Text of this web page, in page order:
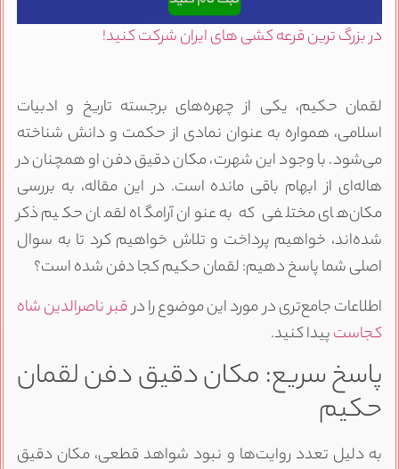
در بزرگ ترین قرعه کشی های ایران شرکت کنید!
لقمان حکیم، یکی از چهره‌های برجسته تاریخ و ادبیات
اسلامی، همواره به عنوان نمادی از حکمت و دانش شناخته
می‌شود. با وجود این شهرت، مکان دقیق دفن او همچنان در
هاله‌ای از ابهام باقی مانده است. در این مقاله، به بررسی
مکان‌های مختلفی که به عنوان آرامگاه لقمان حکیم ذکر
شده‌اند، خواهیم پرداخت و تلاش خواهیم کرد تا به سوال
اصلی شما پاسخ دهیم: لقمان حکیم کجا دفن شده است؟
اطلاعات جامع‌تری در مورد این موضوع را درقبر ناصرالدین شاه
کجاستپیدا کنید.
پاسخ سریع: مکان دقیق دفن لقمان
حکیم
به دلیل تعدد روایت‌ها و نبود شواهد قطعی، مکان دقیق